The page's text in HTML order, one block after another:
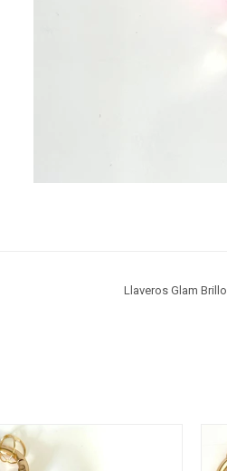
Llaveros Glam Brillo